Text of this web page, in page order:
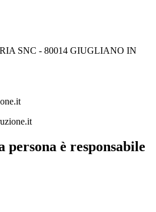
SNC - 80014 GIUGLIANO IN
è responsabile